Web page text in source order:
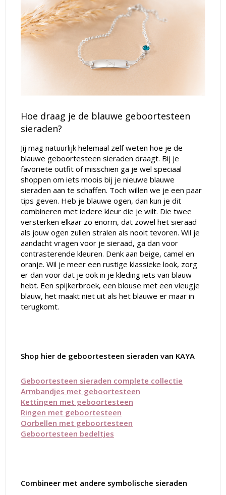
Hoe draag je de blauwe geboortesteen
sieraden?
Jij mag natuurlijk helemaal zelf weten hoe je de
blauwe geboortesteen sieraden draagt. Bij je
favoriete outfit of misschien ga je wel speciaal
shoppen om iets moois bij je nieuwe blauwe
sieraden aan te schaffen. Toch willen we je een paar
tips geven. Heb je blauwe ogen, dan kun je dit
combineren met iedere kleur die je wilt. Die twee
versterken elkaar zo enorm, dat zowel het sieraad
als jouw ogen zullen stralen als nooit tevoren. Wil je
aandacht vragen voor je sieraad, ga dan voor
contrasterende kleuren. Denk aan beige, camel en
oranje. Wil je meer een rustige klassieke look, zorg
er dan voor dat je ook in je kleding iets van blauw
hebt. Een spijkerbroek, een blouse met een vleugje
blauw, het maakt niet uit als het blauwe er maar in
terugkomt.
Shop hier de geboortesteen sieraden van KAYA
Geboortesteen sieraden complete collectie
Armbandjes met geboortesteen
Kettingen met geboortesteen
Ringen met geboortesteen
Oorbellen met geboortesteen
Geboortesteen bedeltjes
Combineer met andere symbolische sieraden